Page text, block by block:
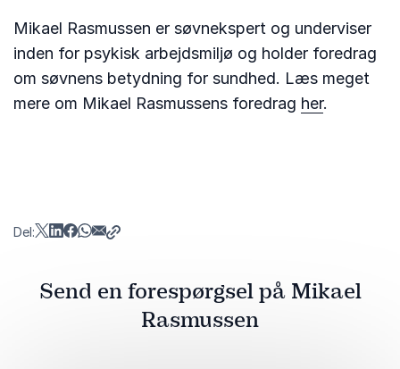
Mikael Rasmussen er søvnekspert og underviser
inden for psykisk arbejdsmiljø og holder foredrag
om søvnens betydning for sundhed. Læs meget
mere om Mikael Rasmussens foredrag her.
Del:
Send en forespørgsel på Mikael
Rasmussen